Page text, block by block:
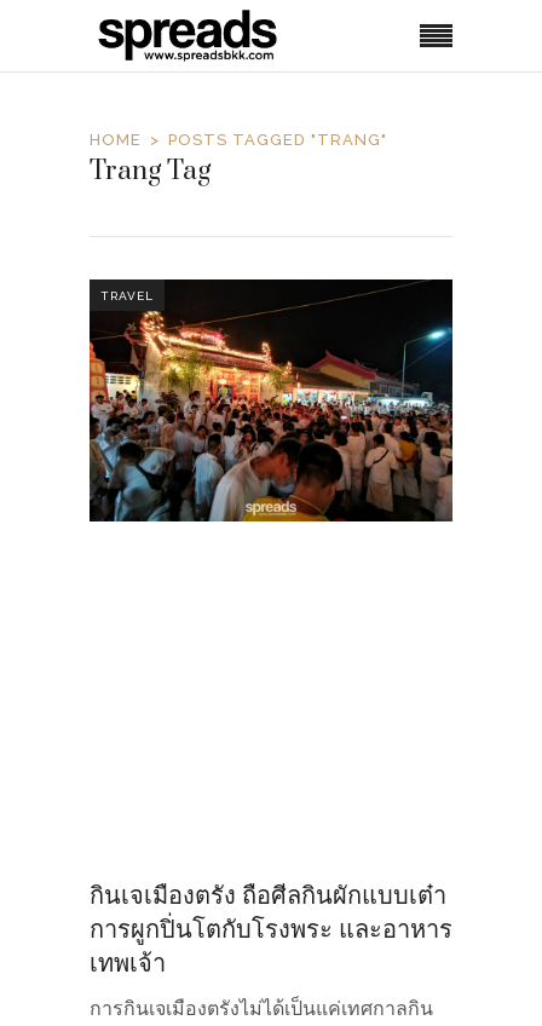
HOME POSTS TAGGED "TRANG"
Trang Tag
TRAVEL
กินเจเมืองตรัง ถือศีลกินผักแบบเต๋า
การผูกปิ่นโตกับโรงพระ และอาหาร
เทพเจ้า
การกินเจเมืองตรังไม่ได้เป็นแค่เทศกาลกิน